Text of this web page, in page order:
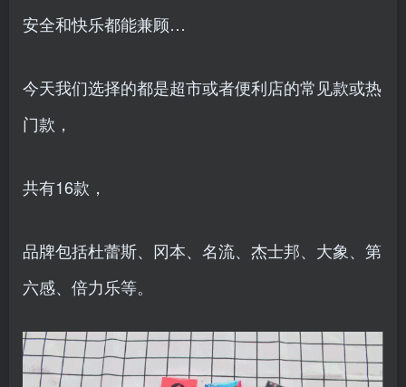
安全和快乐都能兼顾…
今天我们选择的都是超市或者便利店的常见款或热
门款，
共有16款，
品牌包括杜蕾斯、冈本、名流、杰士邦、大象、第
六感、倍力乐等。